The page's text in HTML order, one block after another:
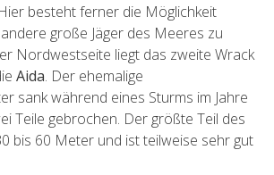
besteht ferner die Möglichkeit
große Jäger des Meeres zu
Nordwestseite liegt das zweite Wrack
Aida. Der ehemalige
sank während eines Sturms im Jahre
Teile gebrochen. Der größte Teil des
bis 60 Meter und ist teilweise sehr gut